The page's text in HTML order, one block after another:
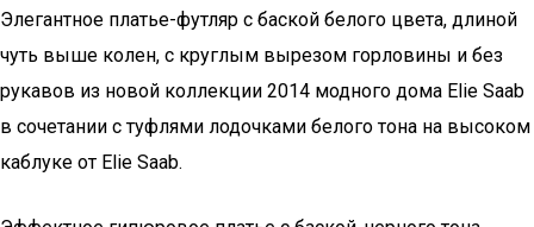
Элегантное платье-футляр с баской белого цвета, длиной
чуть выше колен, с круглым вырезом горловины и без
рукавов из новой коллекции 2014 модного дома Elie Saab
в сочетании с туфлями лодочками белого тона на высоком
каблуке от Elie Saab.